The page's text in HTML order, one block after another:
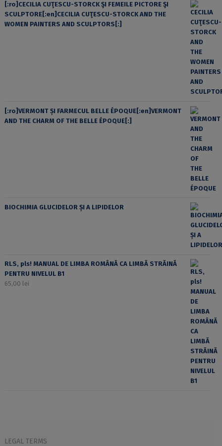
[:ro]CECILIA CUŢESCU-STORCK ŞI FEMEILE PICTORE ŞI
SCULPTORE[:en]CECILIA CUŢESCU-STORCK AND THE
WOMEN PAINTERS AND SCULPTORS[:]
[:ro]VERMONT ȘI FARMECUL BELLE ÉPOQUE[:en]VERMONT
AND THE CHARM OF THE BELLE ÉPOQUE[:]
BIOCHIMIA GLUCIDELOR ȘI A LIPIDELOR
RLS, pls! MANUAL DE LIMBA ROMÂNĂ CA LIMBĂ STRĂINĂ
PENTRU NIVELUL B1
65,00 lei
LEGAL TERMS